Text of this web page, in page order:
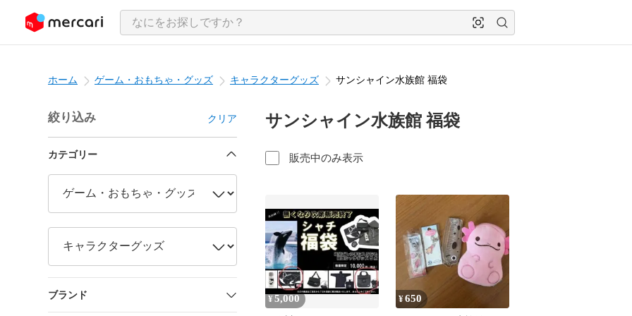
ツにスキップ
ホーム ゲーム・おもちゃ・グッズ キャラクターグッズ サンシャイン水族館 福袋
絞り込み クリア
カテゴリー
ブランド
サンシャイン水族館 福袋
販売中のみ表示
¥5,000 ¥650